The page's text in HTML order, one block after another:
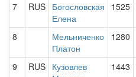
7 RUS Богословская
Елена
1525
8
Мельниченко
Платон
1280
9 RUS Кузовлев
1443